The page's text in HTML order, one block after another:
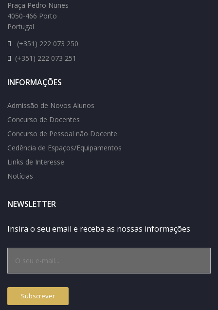
Praça Pedro Nunes
4050-466 Porto
Portugal
(+351) 222 073 250
(+351) 222 073 251
INFORMAÇÕES
Admissão de Novos Alunos
Concurso de Docentes
Concurso de Pessoal não Docente
Cedência de Espaços/Equipamentos
Links de Interesse
Notícias
NEWSLETTER
Insira o seu email e receba as nossas informações